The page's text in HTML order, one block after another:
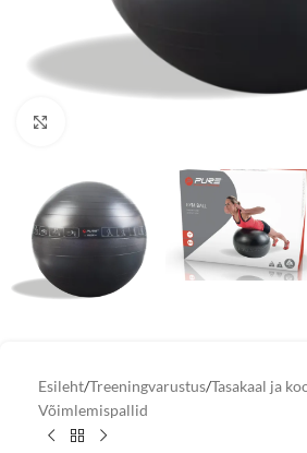
Esileht/Treeningvarustus/Tasakaal ja
Võimlemispallid